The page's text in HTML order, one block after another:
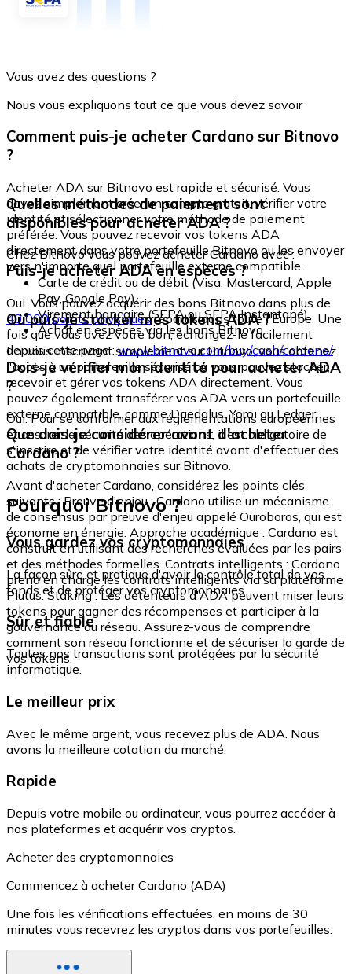
Vous avez des questions ?
Nous vous expliquons tout ce que vous devez savoir
Comment puis-je acheter Cardano sur Bitnovo
?
Acheter ADA sur Bitnovo est rapide et sécurisé. Vous
devez simplement créer un compte gratuit, vérifier votre
identité et sélectionner votre méthode de paiement
préférée. Vous pouvez recevoir vos tokens ADA
directement dans votre portefeuille Bitnovo ou les envoyer
vers n'importe quel portefeuille externe compatible.
Quelles méthodes de paiement sont
disponibles pour acheter ADA ?
Chez Bitnovo vous pouvez acheter Cardano avec :
Carte de crédit ou de débit (Visa, Mastercard, Apple
Pay, Google Pay)
Virement bancaire (SEPA ou SEPA Instantané)
Achat en espèces via les bons Bitnovo
Puis-je acheter ADA en espèces ?
Oui. Vous pouvez acquérir des bons Bitnovo dans plus de
40 000 points physiquesrépartis dans toute l'Europe. Une
fois que vous avez votre bon, échangez-le facilement
depuis cette page :www.bitnovo.com/buy/cash/cardano/
Où puis-je stocker mes tokens ADA ?
En vous inscrivant simplement sur Bitnovo, vous obtenez
l'accès à un portefeuille sécurisé où vous pouvez stocker,
recevoir et gérer vos tokens ADA directement. Vous
pouvez également transférer vos ADA vers un portefeuille
externe compatible, comme Daedalus, Yoroi ou Ledger.
Dois-je vérifier mon identité pour acheter ADA
?
Oui. Pour se conformer aux réglementations européennes
et assurer la sécurité des opérations, il est obligatoire de
s'inscrire et de vérifier votre identité avant d'effectuer des
achats de cryptomonnaies sur Bitnovo.
Que dois-je considérer avant d'acheter
Cardano ?
Avant d'acheter Cardano, considérez les points clés
suivants : Preuve d'enjeu : Cardano utilise un mécanisme
de consensus par preuve d'enjeu appelé Ouroboros, qui est
économe en énergie. Approche académique : Cardano est
construit en utilisant des recherches évaluées par les pairs
et des méthodes formelles. Contrats intelligents : Cardano
prend en charge les contrats intelligents via sa plateforme
Plutus. Staking : Les détenteurs d'ADA peuvent miser leurs
tokens pour gagner des récompenses et participer à la
gouvernance du réseau. Assurez-vous de comprendre
comment son réseau fonctionne et de sécuriser la garde de
vos tokens.
Pourquoi Bitnovo ?
Vous gardez vos cryptomonnaies
La façon sûre et pratique d'avoir le contrôle total de vos
fonds et de protéger vos cryptomonnaies.
Sûr et fiable
Toutes nos transactions sont protégées par la sécurité
informatique.
Le meilleur prix
Avec le même argent, vous recevez plus de ADA. Nous
avons la meilleure cotation du marché.
Rapide
Depuis votre mobile ou ordinateur, vous pourrez accéder à
nos plateformes et acquérir vos cryptos.
Acheter des cryptomonnaies
Commencez à acheter Cardano (ADA)
Une fois les vérifications effectuées, en moins de 30
minutes vous recevrez les cryptos dans vos portefeuilles.